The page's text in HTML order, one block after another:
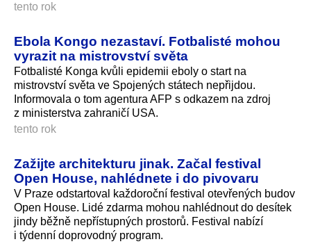
tento rok
Ebola Kongo nezastaví. Fotbalisté mohou
vyrazit na mistrovství světa
Fotbalisté Konga kvůli epidemii eboly o start na
mistrovství světa ve Spojených státech nepřijdou.
Informovala o tom agentura AFP s odkazem na zdroj
z ministerstva zahraničí USA.
tento rok
Zažijte architekturu jinak. Začal festival
Open House, nahlédnete i do pivovaru
V Praze odstartoval každoroční festival otevřených budov
Open House. Lidé zdarma mohou nahlédnout do desítek
jindy běžně nepřístupných prostorů. Festival nabízí
i týdenní doprovodný program.